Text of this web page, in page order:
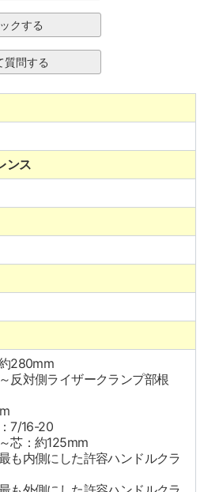
ンス
280mm
反対側ライザークランプ部根
7/16-20
芯：約125mm
も内側にした許容ハンドルクラ